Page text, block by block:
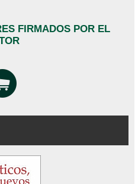
FIRMADOS POR EL